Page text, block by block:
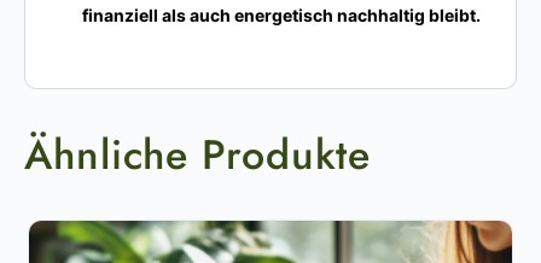
finanziell als auch energetisch nachhaltig bleibt.
Ähnliche Produkte